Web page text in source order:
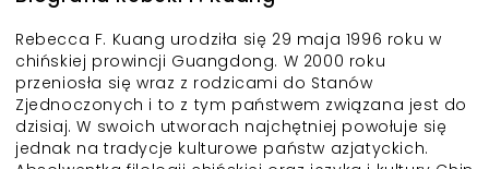
Rebecca F. Kuang urodziła się 29 maja 1996 roku w
chińskiej prowincji Guangdong. W 2000 roku
przeniosła się wraz z rodzicami do Stanów
Zjednoczonych i to z tym państwem związana jest do
dzisiaj. W swoich utworach najchętniej powołuje się
jednak na tradycje kulturowe państw azjatyckich.